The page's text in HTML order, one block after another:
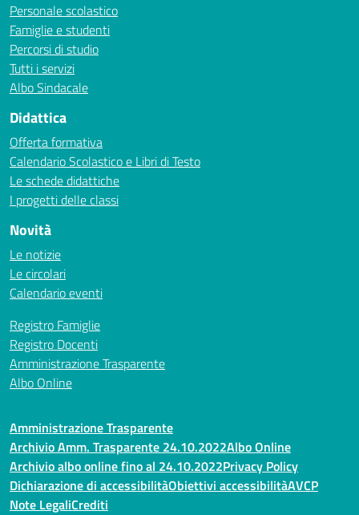
Personale scolastico
Famiglie e studenti
Percorsi di studio
Tutti i servizi
Albo Sindacale
Didattica
Offerta formativa
Calendario Scolastico e Libri di Testo
Le schede didattiche
I progetti delle classi
Novità
Le notizie
Le circolari
Calendario eventi
Registro Famiglie
Registro Docenti
Amministrazione Trasparente
Albo Online
Amministrazione Trasparente
Archivio Amm. Trasparente 24.10.2022Albo Online
Archivio albo online fino al 24.10.2022Privacy Policy
Dichiarazione di accessibilitàObiettivi accessibilitàAVCP
Note LegaliCrediti